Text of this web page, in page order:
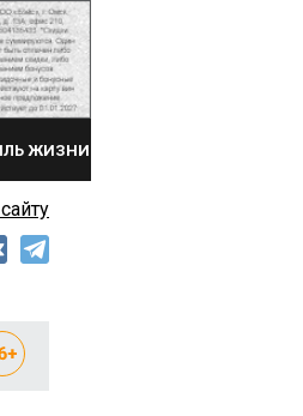
ЖИЗНИ